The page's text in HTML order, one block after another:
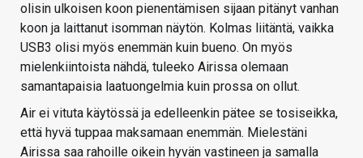
olisin ulkoisen koon pienentämisen sijaan pitänyt vanhan
koon ja laittanut isomman näytön. Kolmas liitäntä, vaikka
USB3 olisi myös enemmän kuin bueno. On myös
mielenkiintoista nähdä, tuleeko Airissa olemaan
samantapaisia laatuongelmia kuin prossa on ollut.
Air ei vituta käytössä ja edelleenkin pätee se tosiseikka,
että hyvä tuppaa maksamaan enemmän. Mielestäni
Airissa saa rahoille oikein hyvän vastineen ja samalla